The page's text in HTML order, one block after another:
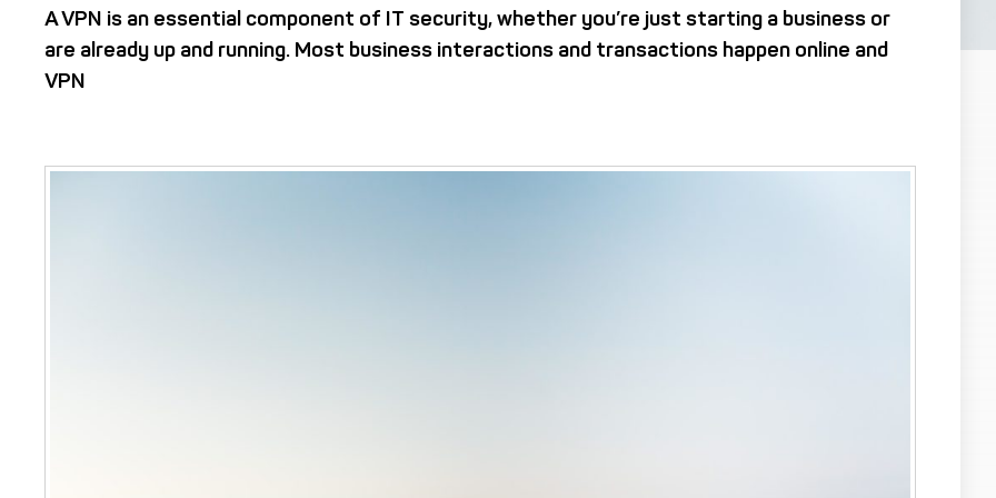
A VPN is an essential component of IT security, whether you’re just starting a business or
are already up and running. Most business interactions and transactions happen online and
VPN